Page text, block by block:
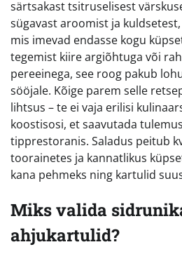
särtsakast tsitruselisest
sügavast aroomist ja
mis imevad endasse kogu
tegemist kiire argiõhtuga või
pereeinega, see roog pakub
sööjale. Kõige parem selle
lihtsus – te ei vaja erilisi
koostisosi, et saavutada
tipprestoranis. Saladus peitub
toorainetes ja kannatlikus
kana pehmeks ning kartulid
Miks valida
ahjukartulid?